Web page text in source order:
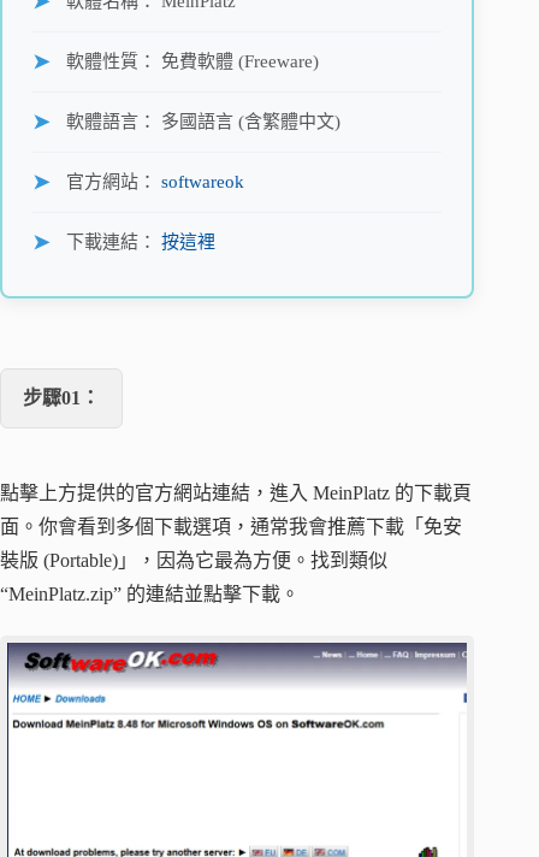
軟體性質： 免費軟體 (Freeware)
軟體語言： 多國語言 (含繁體中文)
官方網站： softwareok
下載連結： 按這裡
步驟01：
點擊上方提供的官方網站連結，進入 MeinPlatz 的下載頁
面。你會看到多個下載選項，通常我會推薦下載「免安
裝版 (Portable)」，因為它最為方便。找到類似
“MeinPlatz.zip” 的連結並點擊下載。